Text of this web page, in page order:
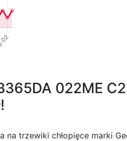
022ME
trzewiki chłopięce marki